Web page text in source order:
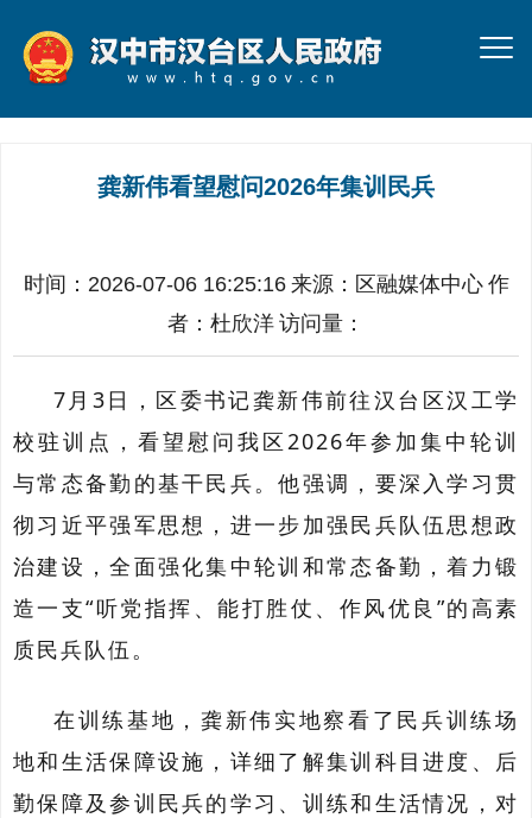
龚新伟看望慰问2026年集训民兵
时间：2026-07-06 16:25:16 来源： 区融媒体中心 作
者： 杜欣洋 访问量：
7 月 3日，区委书记龚新伟前往汉台区汉工学
校驻训点，看望慰问我区2026年参加集中轮训
与常态备勤的基干民兵。他强调，要深入学习贯
彻习近平强军思想，进一步加强民兵队伍思想政
治建设，全面强化集中轮训和常态备勤，着力锻
造一支“听党指挥、能打胜仗、作风优良 ”的高素
质民兵队伍 。
在训练基地，龚新伟 实地察看了民兵训练场
地和生活保障设施，详细了解集训科目进度、后
勤保障及参训民兵的学习、训练和生活情况 ，对